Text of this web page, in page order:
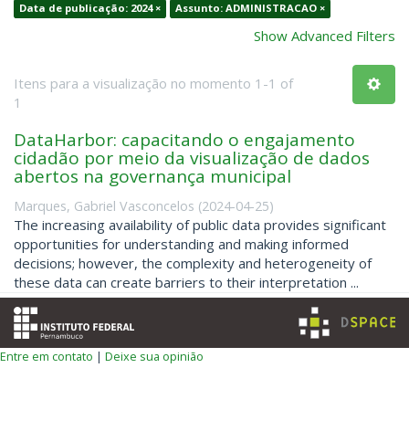
Data de publicação: 2024 ×
Assunto: ADMINISTRACAO ×
Show Advanced Filters
Itens para a visualização no momento 1-1 of
1
DataHarbor: capacitando o engajamento
cidadão por meio da visualização de dados
abertos na governança municipal
Marques, Gabriel Vasconcelos (2024-04-25)
The increasing availability of public data provides significant
opportunities for understanding and making informed
decisions; however, the complexity and heterogeneity of
these data can create barriers to their interpretation ...
Entre em contato | Deixe sua opinião